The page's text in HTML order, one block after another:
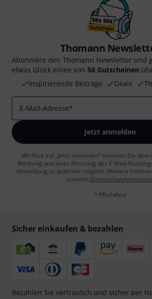
Thomann
Abonniere den Thomann Newsletter und
etwas Glück einen von 50 Gutscheinen
Inspirierende Beiträge
Deals
E-Mail-Adresse*
Jetzt anmelden
Mit Klick auf „Jetzt anmelden“ stimmen Sie
Werbung und einer Messung des E-Mail-
Abmeldung ist jederzeit möglich. Weitere
unseren Datenschutzhinweisen
* Pflichtfeld
Sicher einkaufen & bezahlen
Bezahlen Sie vertraulich und sicher per